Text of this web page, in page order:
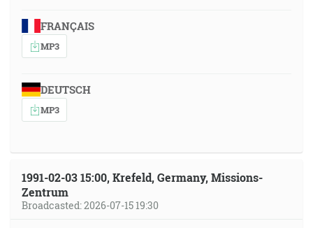
FRANÇAIS
MP3
DEUTSCH
MP3
1991-02-03 15:00, Krefeld, Germany, Missions-
Zentrum
Broadcasted: 2026-07-15 19:30